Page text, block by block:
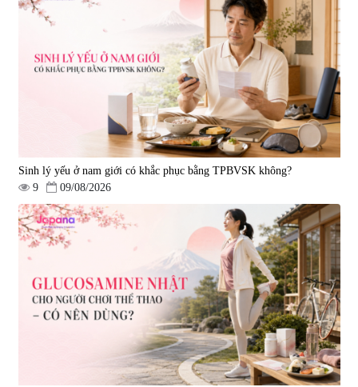
Tẩy tế bào chết Nichiei Bussan
Nano NMN+ Peeling Gel
1.490.000 đ
Viên uống hỗ trợ bền thành
mạch, ngừa tai biến Elastin Plus
& Nattokinase Hokoen 80 viên
|0
980.000 đ
Viên uống bổ gan Ribeto Shoji
Hepaclean 60 viên
690.000 đ
Viên uống hỗ trợ cải thiện thoát
vị đĩa đệm Kyoto Has 30 viên
|14.560
1.600.000 đ
Sinh lý yếu ở nam giới có khắc phục bằng TPBVSK không?
9
09/08/2026